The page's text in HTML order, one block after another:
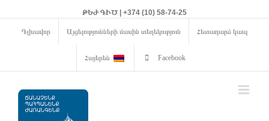
ԹԵԺ ԳԻԾ | +374 (10) 58-74-25
Գլխավոր Այցելությունների մասին տեղեկություն Հետադարձ կապ
Հայերեն Facebook